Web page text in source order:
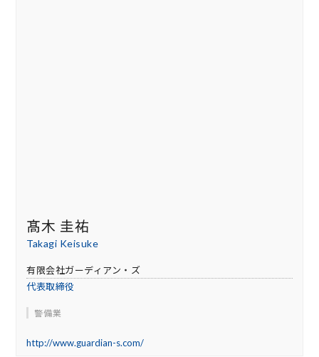
髙木 圭祐
Takagi Keisuke
有限会社ガーディアン・ズ
代表取締役
警備業
http://www.guardian-s.com/